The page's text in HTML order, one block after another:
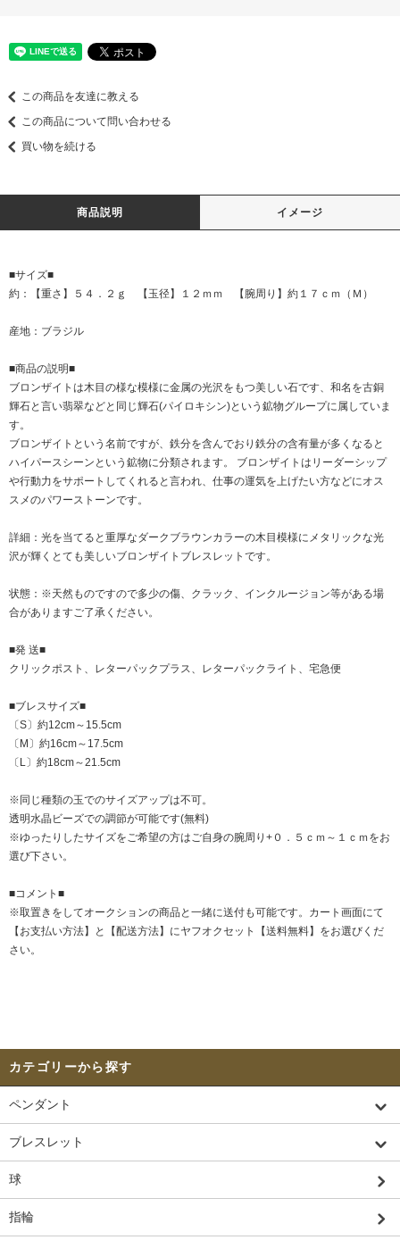
この商品を友達に教える
この商品について問い合わせる
買い物を続ける
商品説明 イメージ
■サイズ■
約：【重さ】５４．２ｇ 【玉径】１２ｍｍ 【腕周り】約１７ｃｍ（Ｍ）
産地：ブラジル
■商品の説明■
ブロンザイトは木目の様な模様に金属の光沢をもつ美しい石です、和名を古銅
輝石と言い翡翠などと同じ輝石(パイロキシン)という鉱物グループに属していま
す。
ブロンザイトという名前ですが、鉄分を含んでおり鉄分の含有量が多くなると
ハイパースシーンという鉱物に分類されます。 ブロンザイトはリーダーシップ
や行動力をサポートしてくれると言われ、仕事の運気を上げたい方などにオス
スメのパワーストーンです。
詳細：光を当てると重厚なダークブラウンカラーの木目模様にメタリックな光
沢が輝くとても美しいブロンザイトブレスレットです。
状態：※天然ものですので多少の傷、クラック、インクルージョン等がある場
合がありますご了承ください。
■発 送■
クリックポスト、レターパックプラス、レターパックライト、宅急便
■ブレスサイズ■
〔S〕約12cm～15.5cm
〔M〕約16cm～17.5cm
〔L〕約18cm～21.5cm
※同じ種類の玉でのサイズアップは不可。
透明水晶ビーズでの調節が可能です(無料)
※ゆったりしたサイズをご希望の方はご自身の腕周り+０．５ｃｍ～１ｃｍをお
選び下さい。
■コメント■
※取置きをしてオークションの商品と一緒に送付も可能です。カート画面にて
【お支払い方法】と【配送方法】にヤフオクセット【送料無料】をお選びくだ
さい。
カテゴリーから探す
ペンダント
ブレスレット
球
指輪